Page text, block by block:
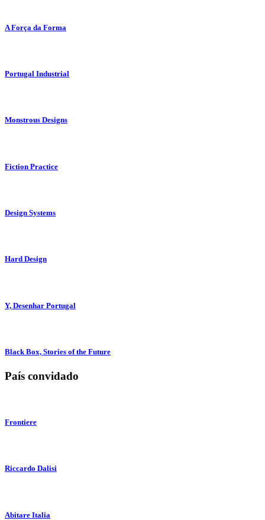
A Força da Forma
Portugal Industrial
Monstrous Designs
Fiction Practice
Design Systems
Hard Design
Y, Desenhar Portugal
Black Box, Stories of the Future
País convidado
Frontiere
Riccardo Dalisi
Abitare Italia